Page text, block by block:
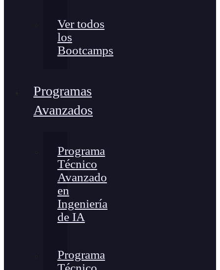
Ver todos
los
Bootcamps
Programas
Avanzados
Programa
Técnico
Avanzado
en
Ingeniería
de IA
Programa